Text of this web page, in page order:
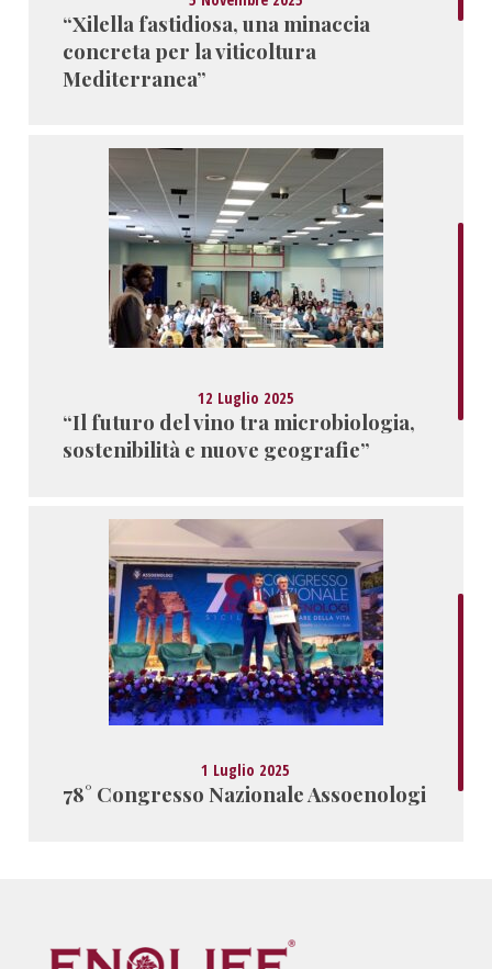
“Xilella fastidiosa, una minaccia
concreta per la viticoltura
Mediterranea”
12 Luglio 2025
“Il futuro del vino tra microbiologia,
sostenibilità e nuove geografie”
1 Luglio 2025
78° Congresso Nazionale Assoenologi